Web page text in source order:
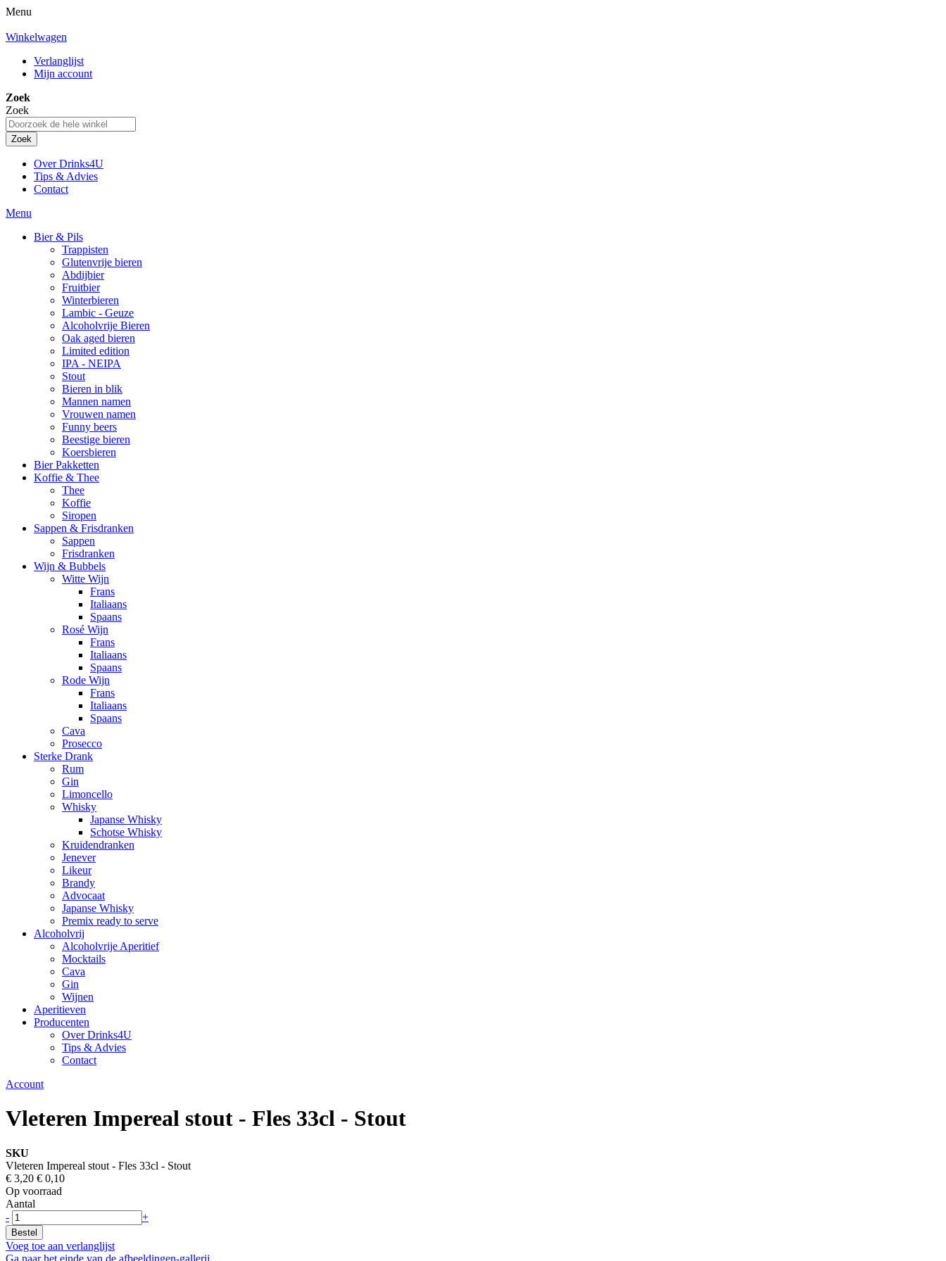
Menu
Winkelwagen
Verlanglijst
Mijn account
Zoek
Zoek
Zoek
Over Drinks4U
Tips & Advies
Contact
Menu
Bier & Pils
Trappisten
Glutenvrije bieren
Abdijbier
Fruitbier
Winterbieren
Lambic - Geuze
Alcoholvrije Bieren
Oak aged bieren
Limited edition
IPA - NEIPA
Stout
Bieren in blik
Mannen namen
Vrouwen namen
Funny beers
Beestige bieren
Koersbieren
Bier Pakketten
Koffie & Thee
Thee
Koffie
Siropen
Sappen & Frisdranken
Sappen
Frisdranken
Wijn & Bubbels
Witte Wijn
Frans
Italiaans
Spaans
Rosé Wijn
Frans
Italiaans
Spaans
Rode Wijn
Frans
Italiaans
Spaans
Cava
Prosecco
Sterke Drank
Rum
Gin
Limoncello
Whisky
Japanse Whisky
Schotse Whisky
Kruidendranken
Jenever
Likeur
Brandy
Advocaat
Japanse Whisky
Premix ready to serve
Alcoholvrij
Alcoholvrije Aperitief
Mocktails
Cava
Gin
Wijnen
Aperitieven
Producenten
Over Drinks4U
Tips & Advies
Contact
Account
Vleteren Impereal stout - Fles 33cl - Stout
SKU
Vleteren Impereal stout - Fles 33cl - Stout
€ 3,20 € 0,10
Op voorraad
Aantal
-
+
Bestel
Voeg toe aan verlanglijst
Ga naar het einde van de afbeeldingen-gallerij